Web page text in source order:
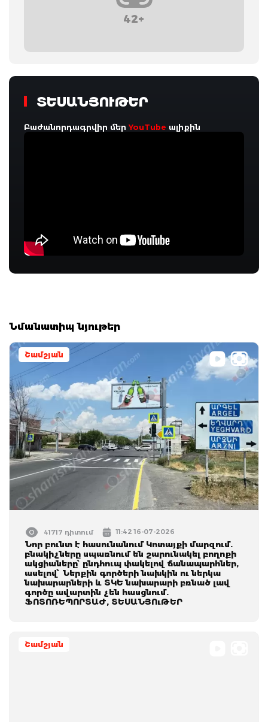
42+
ՏԵՍԱՆՅՈՒԹԵՐ
Բաժանորդագրվիր մերYouTube ալիքին
Նմանատիպ նյութեր
Շամշյան
41717 դիտում 11:42 16-07-2026
Նոր բունտ է հասունանում Կոտայքի մարզում.
բնակիչները սպառնում են շարունակել բողոքի
ակցիաները՝ ընդհուպ փակելով ճանապարհներ,
ասելով՝ Ներքին գործերի նախկին ու ներկա
նախարարների և ՏԿԵ նախարարի բռնած լավ
գործը ավարտին չեն հասցնում.
ՖՈՏՈՌԵՊՈՐՏԱԺ, ՏԵՍԱՆՅՈւԹԵՐ
Շամշյան